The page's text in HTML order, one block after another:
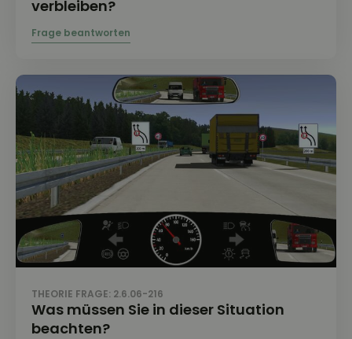
verbleiben?
THEORIE FRAGE: 2.6.06-216
Was müssen Sie in dieser Situation
beachten?